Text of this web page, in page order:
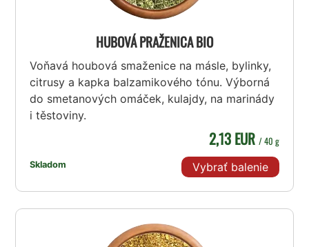
HUBOVÁ PRAŽENICA BIO
Voňavá houbová smaženice na másle, bylinky,
citrusy a kapka balzamikového tónu. Výborná
do smetanových omáček, kulajdy, na marinády
i těstoviny.
Skladom
2,13 EUR / 40 g
Vybrať balenie